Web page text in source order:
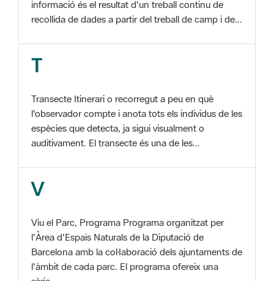
T
auditivament. El transecte és una de les...
V
l'Àrea d'Espais Naturals de la Diputació de
l'àmbit de cada parc. El programa ofereix una
sèrie...